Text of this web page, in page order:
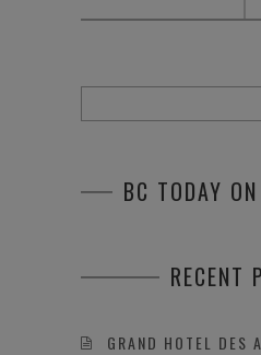
BC TODAY
RECENT
GRAND HOTEL DES